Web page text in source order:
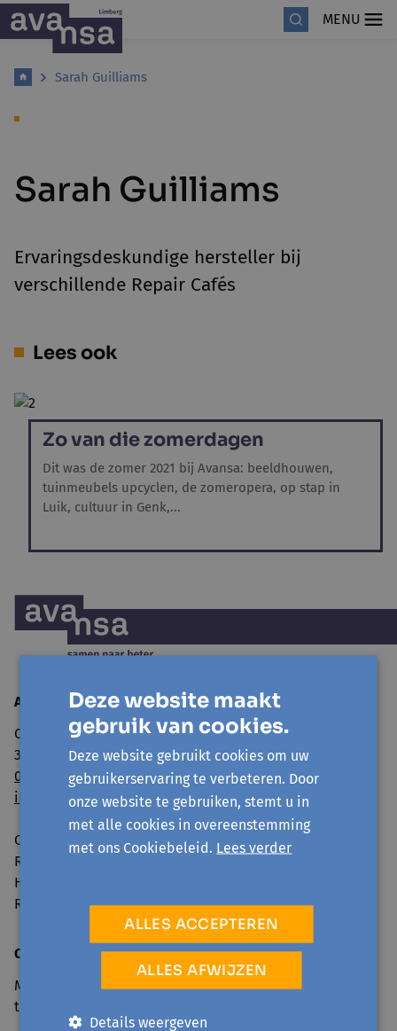
MENU
Sarah Guilliams
Sarah Guilliams
Ervaringsdeskundige hersteller bij
verschillende Repair Cafés
Lees ook
Zo van die zomerdagen
Dit was de zomer 2021 bij Avansa: beeldhouwen,
tuinmeubels upcyclen, de zomeropera, op stap in
Luik, cultuur in Genk,...
Avansa Limburg vzw
Cellebroedersstraat 15
3500 Hasselt
011 560 100
info@avansa-limburg.be
Ondernemingsnummer: ​0860.323.286
RPR: Ondernemingsrechtbank Antwerpen, afdeling
Hasselt
Rekeningnummer: BE98 7350 0766 3893
Openingsuren onthaal
Maandag tot en met vrijdag van 9u30 tot 12u30 en 13u30
tot 16u
Deze website maakt
gebruik van cookies.
Deze website gebruikt cookies om uw
gebruikerservaring te verbeteren. Door
onze website te gebruiken, stemt u in
met alle cookies in overeenstemming
met ons Cookiebeleid. Lees verder
ALLES ACCEPTEREN
ALLES AFWIJZEN
Details weergeven